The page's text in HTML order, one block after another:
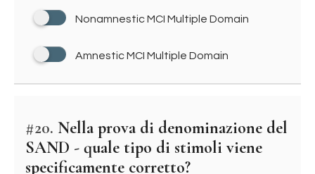
Nonamnestic MCI Multiple Domain
Amnestic MCI Multiple Domain
#20. Nella prova di denominazione del
SAND - quale tipo di stimoli viene
specificamente corretto?